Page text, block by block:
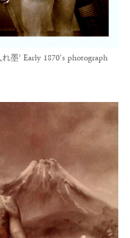
墨’ Early 1870's photograph